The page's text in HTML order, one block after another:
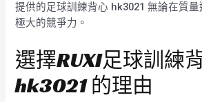
提供的足球訓練背心 hk3021 無論在質
極大的競爭力。
選擇RUXI足球訓練
hk3021 的理由